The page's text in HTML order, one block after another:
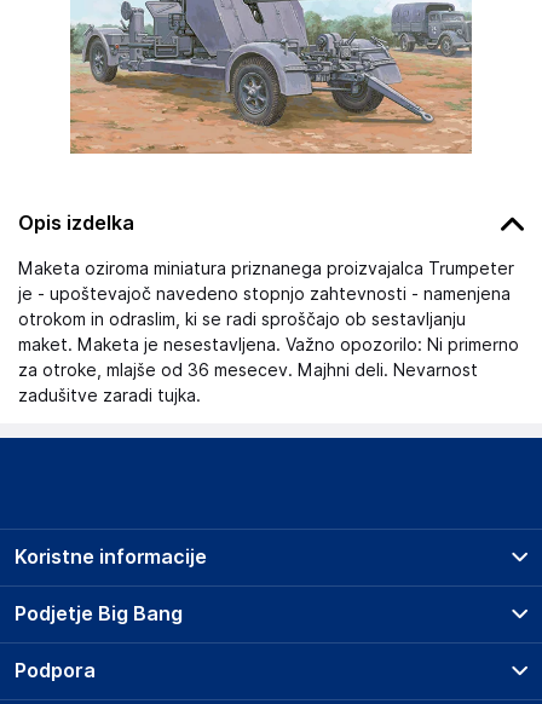
Opis izdelka
Maketa oziroma miniatura priznanega proizvajalca Trumpeter
je - upoštevajoč navedeno stopnjo zahtevnosti - namenjena
otrokom in odraslim, ki se radi sproščajo ob sestavljanju
maket. Maketa je nesestavljena. Važno opozorilo: Ni primerno
za otroke, mlajše od 36 mesecev. Majhni deli. Nevarnost
zadušitve zaradi tujka.
Podjetje Big Bang
O podjetju
Koristne informacije
Prodajna mesta
Storitve
Podpora